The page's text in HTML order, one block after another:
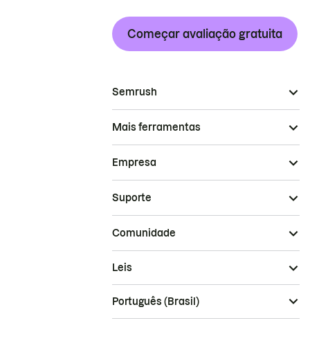
Começar avaliação gratuita
Semrush
Mais ferramentas
Empresa
Suporte
Comunidade
Leis
Português (Brasil)